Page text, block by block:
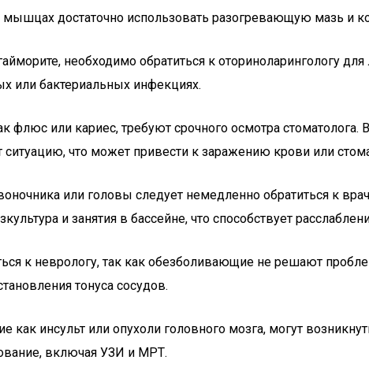
достаточно использовать разогревающую мазь и
необходимо обратиться к оториноларингологу
или бактериальных инфекциях.
флюс или кариес, требуют срочного осмотра
что может привести к заражению крови или
или головы следует немедленно обратиться к
и занятия в бассейне, что способствует
к неврологу, так как обезболивающие не решают
тонуса сосудов.
как инсульт или опухоли головного мозга, могут
включая УЗИ и МРТ.